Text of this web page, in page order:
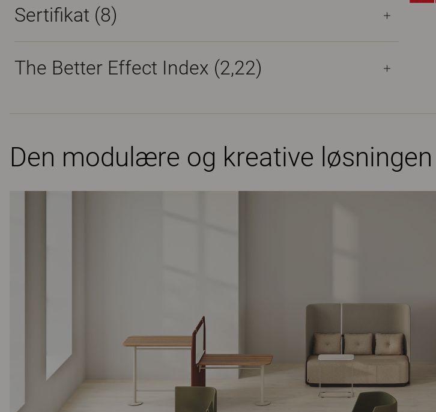
Sertifikat (8)
The Better Effect Index (2,22)
Den modulære og kreative løsningen